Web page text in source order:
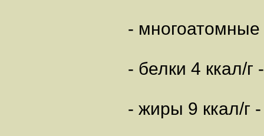
- многоатомные
- белки 4 ккал/г
- жиры 9 ккал/г